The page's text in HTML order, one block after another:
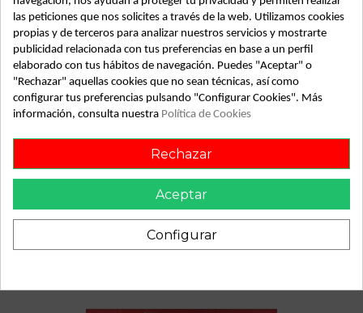
SubSubAlmacén
100029331
ID: 810452
Fecha disponible: 2022-04-04
Descripción
Recambio de transmision delantera derecha para renault r19
r19 chamade 1.4 tr 4v. referencia OEM IAM
las peticiones que nos solicites a través de la web. Utilizamos cookies
propias y de terceros para analizar nuestros servicios y mostrarte
publicidad relacionada con tus preferencias en base a un perfil
elaborado con tus hábitos de navegación. Puedes "Aceptar" o
"Rechazar" aquellas cookies que no sean técnicas, así como
configurar tus preferencias pulsando "Configurar Cookies". Más
información, consulta nuestra Política de Cookies
Rechazar
Aceptar
Configurar